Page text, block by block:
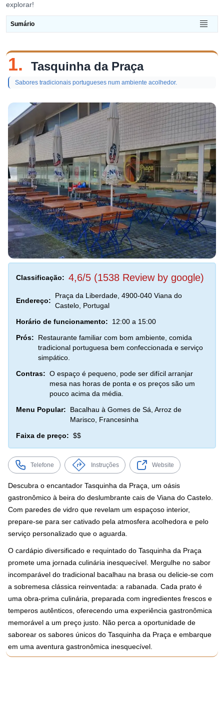
explorar!
Sumário
1. Tasquinha da Praça
Sabores tradicionais portugueses num ambiente acolhedor.
Classificação: 4,6/5 (1538 Review by google)
Endereço:
Praça da Liberdade, 4900-040 Viana do
Castelo, Portugal
Horário de funcionamento:
12:00 a 15:00
Prós:
Restaurante familiar com bom ambiente, comida
tradicional portuguesa bem confeccionada e serviço
simpático.
Contras: O espaço é pequeno, pode ser difícil arranjar
mesa nas horas de ponta e os preços são um
pouco acima da média.
Menu Popular:
Bacalhau à Gomes de Sá, Arroz de
Marisco, Francesinha
Faixa de preço: $$
Telefone Instruções Website
Descubra o encantador Tasquinha da Praça, um oásis
gastronômico à beira do deslumbrante cais de Viana do Castelo.
Com paredes de vidro que revelam um espaçoso interior,
prepare-se para ser cativado pela atmosfera acolhedora e pelo
serviço personalizado que o aguarda.
O cardápio diversificado e requintado do Tasquinha da Praça
promete uma jornada culinária inesquecível. Mergulhe no sabor
incomparável do tradicional bacalhau na brasa ou delicie-se com
a sobremesa clássica reinventada: a rabanada. Cada prato é
uma obra-prima culinária, preparada com ingredientes frescos e
temperos autênticos, oferecendo uma experiência gastronômica
memorável a um preço justo. Não perca a oportunidade de
saborear os sabores únicos do Tasquinha da Praça e embarque
em uma aventura gastronômica inesquecível.